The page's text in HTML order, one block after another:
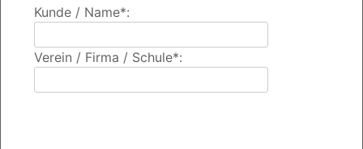
Kunde / Name*:
Verein / Firma / Schule*: